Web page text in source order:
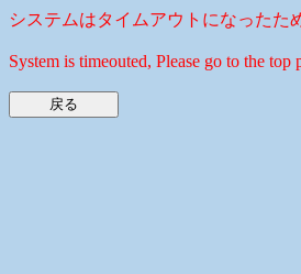
システムはタイムアウトになったた
System is timeouted, Please go to the top